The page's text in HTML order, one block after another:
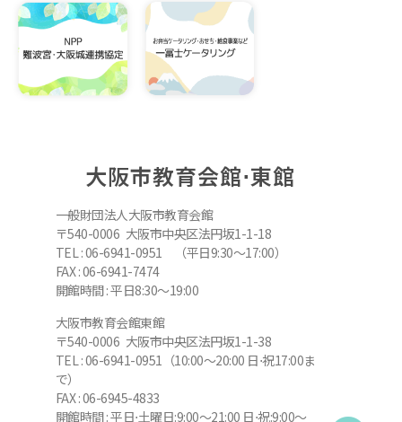
大阪市教育会館⋅東館
一般財団法人大阪市教育会館
〒540-0006 大阪市中央区法円坂1-1-18
TEL : 06-6941-0951 （平日9:30～17:00）
FAX : 06-6941-7474
開館時間 : 平日8:30～19:00
大阪市教育会館東館
〒540-0006 大阪市中央区法円坂1-1-38
TEL : 06-6941-0951（10:00～20:00 日⋅祝17:00ま
で）
FAX : 06-6945-4833
開館時間 : 平日⋅土曜日:9:00～21:00 日⋅祝:9:00～